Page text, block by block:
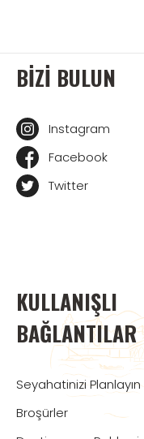
BIZI BULUN
Instagram
Facebook
Twitter
KULLANIŞLI
BAĞLANTILAR
Seyahatinizi Planlayın
Broşürler